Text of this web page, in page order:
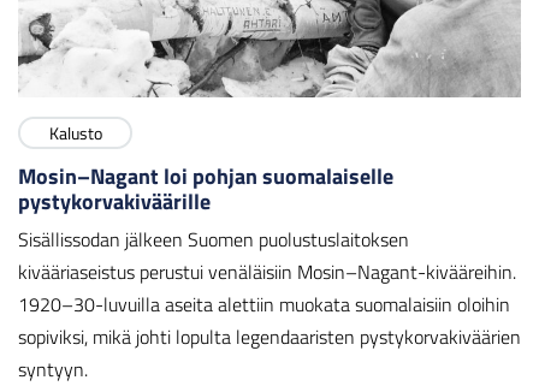
Kalusto
Mosin–Nagant loi pohjan suomalaiselle
pystykorvakiväärille
Sisällissodan jälkeen Suomen puolustuslaitoksen
kivääriaseistus perustui venäläisiin Mosin–Nagant-kivääreihin.
1920–30-luvuilla aseita alettiin muokata suomalaisiin oloihin
sopiviksi, mikä johti lopulta legendaaristen pystykorvakiväärien
syntyyn.